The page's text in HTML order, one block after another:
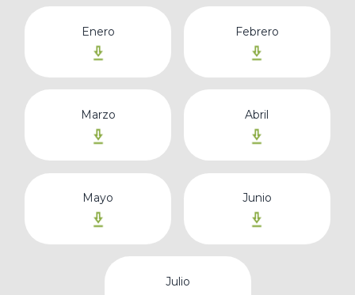
Enero Febrero
Marzo Abril
Mayo Junio
Julio